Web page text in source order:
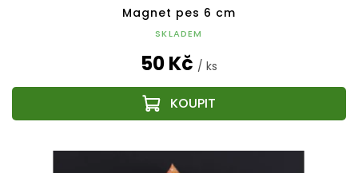
Magnet pes 6 cm
SKLADEM
50 Kč / ks